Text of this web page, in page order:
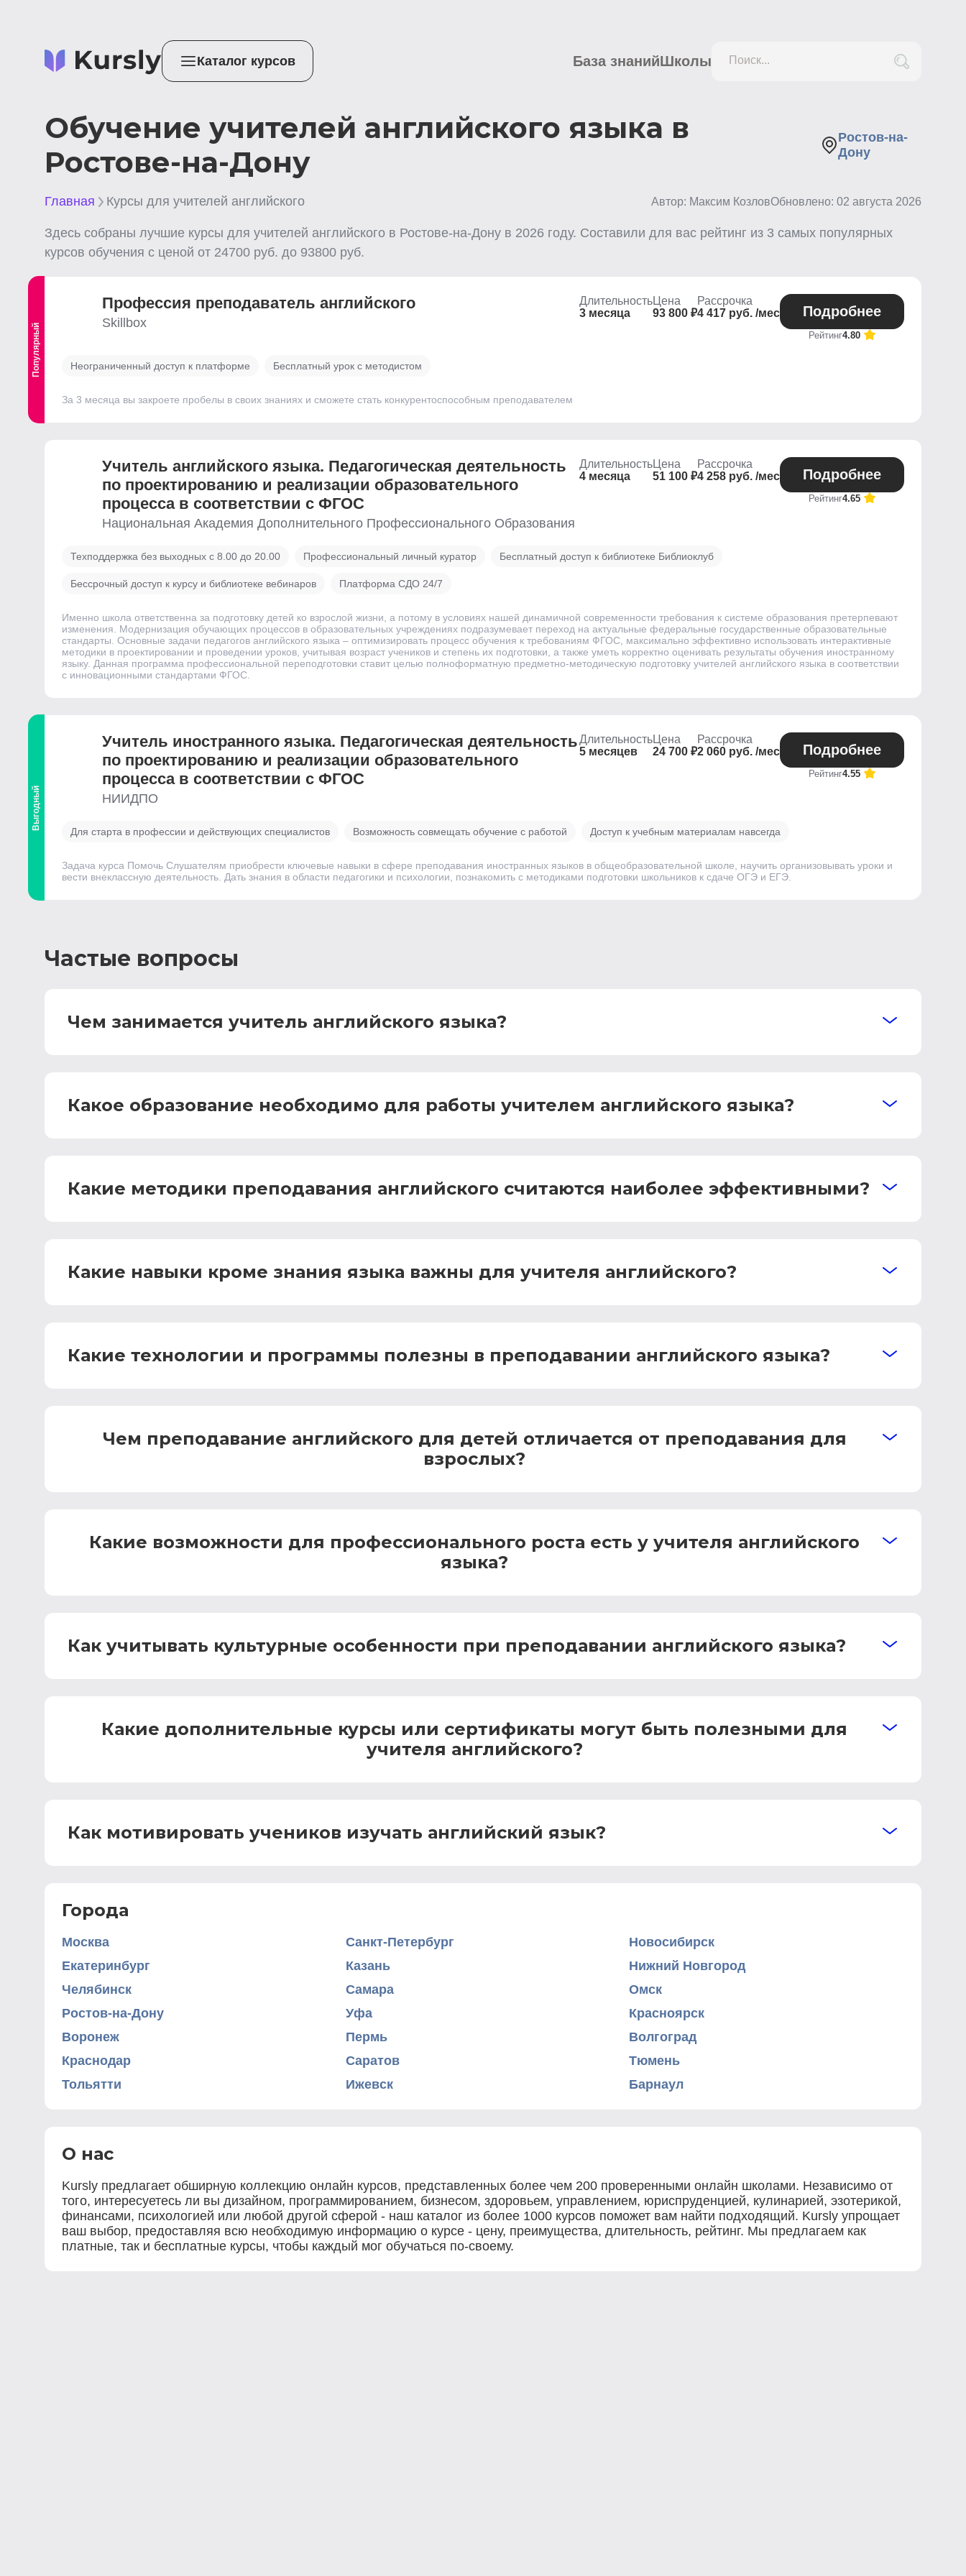
Каталог курсов База знанийШколы Поиск...
Обучение учителей английского языка в
Ростове-на-Дону
Ростов-на-
Дону
Главная Курсы для учителей английского Автор: Максим КозловОбновлено: 02 августа 2026
Здесь собраны лучшие курсы для учителей английского в Ростове-на-Дону в 2026 году. Составили для вас рейтинг из 3 самых популярных
курсов обучения с ценой от 24700 руб. до 93800 руб.
Популярный
Профессия преподаватель английского
Skillbox
Длительность
3 месяца
Цена
93 800 ₽
Рассрочка
4 417 руб. /мес
Подробнее
Рейтинг4.80
Неограниченный доступ к платформе Бесплатный урок с методистом
За 3 месяца вы закроете пробелы в своих знаниях и сможете стать конкурентоспособным преподавателем
Учитель английского языка. Педагогическая деятельность
по проектированию и реализации образовательного
процесса в соответствии с ФГОС
Национальная Академия Дополнительного Профессионального Образования
Длительность
4 месяца
Цена
51 100 ₽
Рассрочка
4 258 руб. /мес
Подробнее
Рейтинг4.65
Техподдержка без выходных с 8.00 до 20.00 Профессиональный личный куратор Бесплатный доступ к библиотеке Библиоклуб
Бессрочный доступ к курсу и библиотеке вебинаров Платформа СДО 24/7
Именно школа ответственна за подготовку детей ко взрослой жизни, а потому в условиях нашей динамичной современности требования к системе образования претерпевают
изменения. Модернизация обучающих процессов в образовательных учреждениях подразумевает переход на актуальные федеральные государственные образовательные
стандарты. Основные задачи педагогов английского языка – оптимизировать процесс обучения к требованиям ФГОС, максимально эффективно использовать интерактивные
методики в проектировании и проведении уроков, учитывая возраст учеников и степень их подготовки, а также уметь корректно оценивать результаты обучения иностранному
языку. Данная программа профессиональной переподготовки ставит целью полноформатную предметно-методическую подготовку учителей английского языка в соответствии
с инновационными стандартами ФГОС.
Выгодный
Учитель иностранного языка. Педагогическая деятельность
по проектированию и реализации образовательного
процесса в соответствии с ФГОС
НИИДПО
Длительность
5 месяцев
Цена
24 700 ₽
Рассрочка
2 060 руб. /мес
Подробнее
Рейтинг4.55
Для старта в профессии и действующих специалистов Возможность совмещать обучение с работой Доступ к учебным материалам навсегда
Задача курса Помочь Слушателям приобрести ключевые навыки в сфере преподавания иностранных языков в общеобразовательной школе, научить организовывать уроки и
вести внеклассную деятельность. Дать знания в области педагогики и психологии, познакомить с методиками подготовки школьников к сдаче ОГЭ и ЕГЭ.
Частые вопросы
Чем занимается учитель английского языка?
Какое образование необходимо для работы учителем английского языка?
Какие методики преподавания английского считаются наиболее эффективными?
Какие навыки кроме знания языка важны для учителя английского?
Какие технологии и программы полезны в преподавании английского языка?
Чем преподавание английского для детей отличается от преподавания для
взрослых?
Какие возможности для профессионального роста есть у учителя английского
языка?
Как учитывать культурные особенности при преподавании английского языка?
Какие дополнительные курсы или сертификаты могут быть полезными для
учителя английского?
Как мотивировать учеников изучать английский язык?
Города
Москва Санкт-Петербург
Новосибирск
Екатеринбург
Казань
Нижний Новгород
Челябинск
Самара
Омск
Ростов-на-Дону
Уфа
Красноярск
Воронеж
Пермь
Волгоград
Краснодар
Саратов
Тюмень
Тольятти
Ижевск Барнаул
О нас
Kursly предлагает обширную коллекцию онлайн курсов, представленных более чем 200 проверенными онлайн школами. Независимо от
того, интересуетесь ли вы дизайном, программированием, бизнесом, здоровьем, управлением, юриспруденцией, кулинарией, эзотерикой,
финансами, психологией или любой другой сферой - наш каталог из более 1000 курсов поможет вам найти подходящий. Kursly упрощает
ваш выбор, предоставляя всю необходимую информацию о курсе - цену, преимущества, длительность, рейтинг. Мы предлагаем как
платные, так и бесплатные курсы, чтобы каждый мог обучаться по-своему.